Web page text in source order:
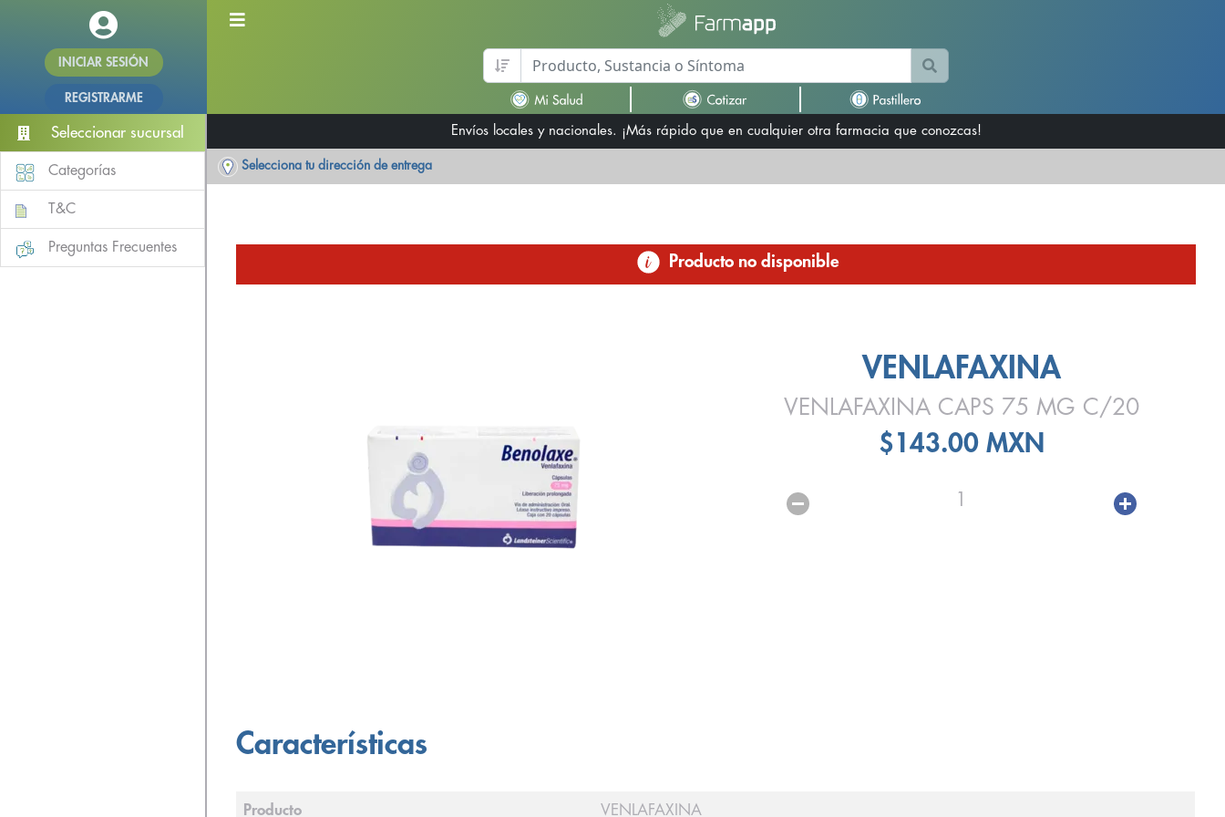
INICIAR SESIÓN
REGISTRARME
Seleccionar sucursal
Categorías
T&C
Preguntas Frecuentes
Envíos locales y nacionales. ¡Más rápido que en cualquier otra farmacia que conozcas!
Selecciona tu dirección de entrega
Producto no disponible
VENLAFAXINA
VENLAFAXINA CAPS 75 MG C/20
$143.00 MXN
1
Características
Producto VENLAFAXINA